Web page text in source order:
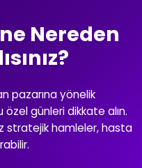
Nereden
pazarına yönelik
özel günleri dikkate alın.
stratejik hamleler, hasta